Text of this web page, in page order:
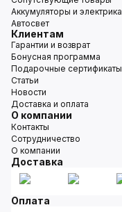
Аккумуляторы и электрика
Автосвет
Клиентам
Гарантии и возврат
Бонусная программа
Подарочные сертификаты
Статьи
Новости
Доставка и оплата
О компании
Контакты
Сотрудничество
О компании
Доставка
Оплата